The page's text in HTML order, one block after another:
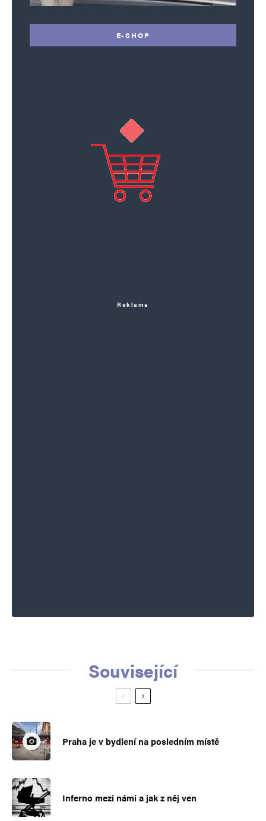
E-SHOP
Reklama
Související
Praha je v bydlení na posledním místě
Inferno mezi námi a jak z něj ven